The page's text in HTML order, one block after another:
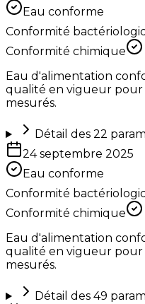
Eau conforme
Conformité
Conformité chimique
Eau d'alimentation
qualité en vigueur pour
mesurés.
Détail des 22
24 septembre 2025
Eau conforme
Conformité
Conformité chimique
Eau d'alimentation
qualité en vigueur pour
mesurés.
Détail des 49